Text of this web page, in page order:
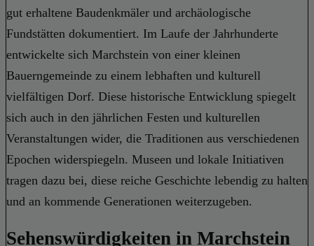
gut erhaltene Baudenkmäler und archäologische
Fundstätten dokumentiert. Im Laufe der Jahrhunderte
entwickelte sich Marchstein von einer kleinen
Bauerngemeinde zu einem lebhaften und kulturell
vielfältigen Dorf. Diese historische Entwicklung spiegelt
sich auch in den jährlichen Festen und kulturellen
Veranstaltungen wider, die Traditionen aus verschiedenen
Epochen widerspiegeln. Museen und lokale Initiativen
tragen dazu bei, diese reiche Geschichte lebendig zu halten
und an kommende Generationen weiterzugeben.
Sehenswürdigkeiten in Marchstein